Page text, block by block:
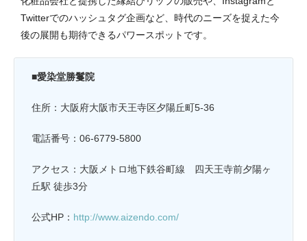
Twitterでのハッシュタグ企画など、時代のニーズを捉えた今
後の展開も期待できるパワースポットです。
■愛染堂勝鬘院
住所：大阪府大阪市天王寺区夕陽丘町5-36
電話番号：06-6779-5800
アクセス：大阪メトロ地下鉄谷町線 四天王寺前夕陽ヶ
丘駅 徒歩3分
公式HP： http://www.aizendo.com/